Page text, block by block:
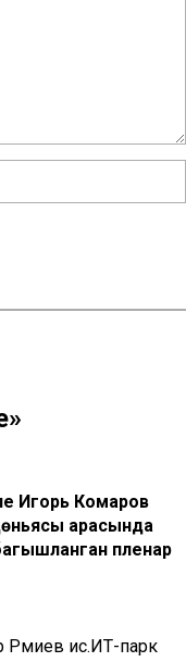
Игорь Комаров
арасында
пленар
ис.ИТ-парк